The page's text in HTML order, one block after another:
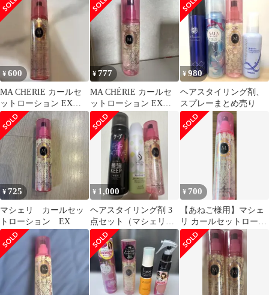
レー
¥600
MA CHERIE カールセ
ットローション EX
200ml
¥777
MA CHÉRIE カールセ
ットローション EX
200ml
¥980
ヘアスタイリング剤、
スプレーまとめ売り
¥725
マシェリ カールセッ
トローション EX
¥ 1,000
ヘアスタイリング剤 3
点セット（マシェリ、
ケープ、サロンスタイ
ル）
¥ 700
【あねご様用】マシェ
リ カールセットローシ
ョン EX ヘアスタイリ
ング